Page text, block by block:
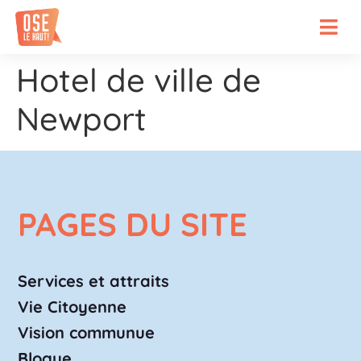
Hotel de ville de
Newport
PAGES DU SITE
Services et attraits
Vie Citoyenne
Vision communue